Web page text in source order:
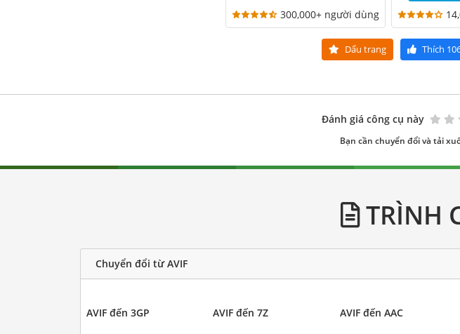
300,000+ người dùng
Dấu trang Thích
Đánh giá công cụ này
Bạn cần chuyển đổi và tải
TRÌNH
Chuyển đổi từ AVIF
AVIF đến 3GP AVIF đến 7Z AVIF đến AAC